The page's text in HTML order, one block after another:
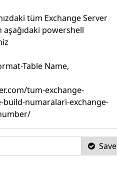
tüm Exchange Server
aşağıdaki powershell
Table Name,
tum-exchange-
numaralari-exchange-
Save